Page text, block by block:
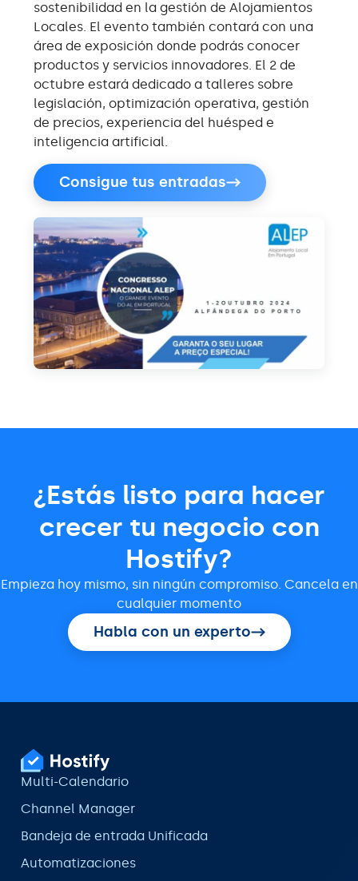
sostenibilidad en la gestión de Alojamientos
Locales. El evento también contará con una
área de exposición donde podrás conocer
productos y servicios innovadores. El 2 de
octubre estará dedicado a talleres sobre
legislación, optimización operativa, gestión
de precios, experiencia del huésped e
inteligencia artificial.
Consigue tus entradas
¿Estás listo para hacer
crecer tu negocio con
Hostify?
Empieza hoy mismo, sin ningún compromiso. Cancela en
cualquier momento
Habla con un experto
Multi-Calendario
Channel Manager
Bandeja de entrada Unificada
Automatizaciones